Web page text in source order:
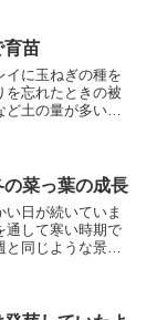
育苗
イに玉ねぎの種を
を忘れたときの被
ど土の量が多いと
種をおろしまし
菜っ葉の成長
日が続いていま
通して寒い時期で
と同じような景